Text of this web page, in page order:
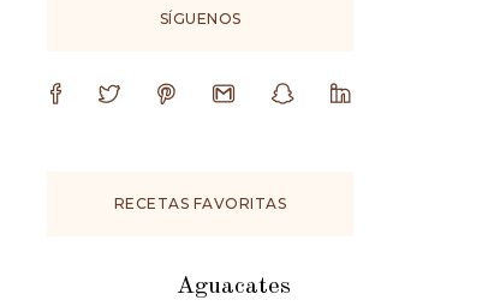
SÍGUENOS
RECETAS FAVORITAS
Aguacates